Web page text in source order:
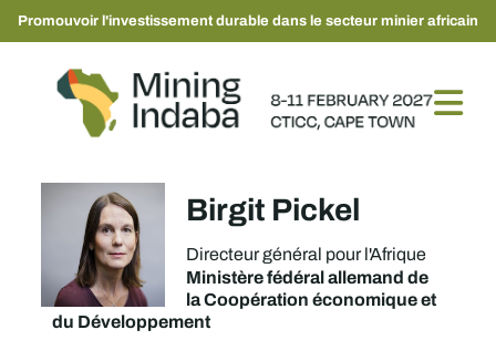
Promouvoir l'investissement durable dans le secteur minier africain
Birgit Pickel
Directeur général pour l'Afrique
Ministère fédéral allemand de
la Coopération économique et
du Développement